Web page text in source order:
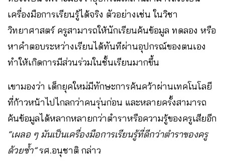
เครื่องมือการเรียนรู้ได้จริง ตัวอย่างเช่น ในวิชา
วิทยาศาสตร์ ครูสามารถให้นักเรียนค้นข้อมูล ทดลอง หรือ
หาคำตอบระหว่างเรียนได้ทันทีผ่านอุปกรณ์ของตนเอง
ทำให้เกิดการมีส่วนร่วมในชั้นเรียนมากขึ้น
เขามองว่า เด็กยุคใหม่มีทักษะการค้นคว้าผ่านเทคโนโลยี
ที่ก้าวหน้าไปไกลกว่าคนรุ่นก่อน และหลายครั้งสามารถ
ค้นข้อมูลได้หลากหลายกว่าตำราหรือความรู้ของครูเสียอีก
“เผลอ ๆ มันเป็นเครื่องมือการเรียนรู้ที่ดีกว่าตำราของครู
ด้วยซ้ำ”รศ.อนุชาติ กล่าว